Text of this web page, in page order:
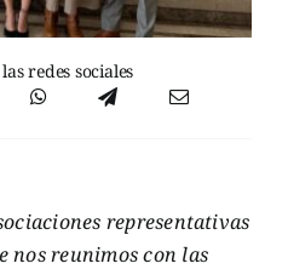
redes sociales
representativas
reunimos con las